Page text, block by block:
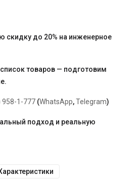
скидку до 20% на инженерное
товаров — подготовим
958-1-777 (WhatsApp,Telegram)
подход и реальную